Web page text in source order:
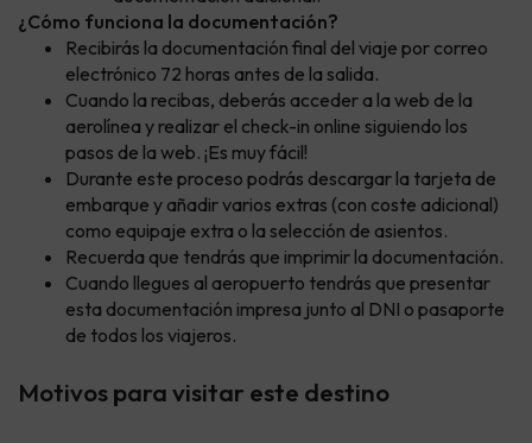
¿Cómo funciona la documentación?
Recibirás la documentación final del viaje por correo
electrónico 72 horas antes de la salida.
Cuando la recibas, deberás acceder a la web de la
aerolínea y realizar el check-in online siguiendo los
pasos de la web. ¡Es muy fácil!
Durante este proceso podrás descargar la tarjeta de
embarque y añadir varios extras (con coste adicional)
como equipaje extra o la selección de asientos.
Recuerda que tendrás que imprimir la documentación.
Cuando llegues al aeropuerto tendrás que presentar
esta documentación impresa junto al DNI o pasaporte
de todos los viajeros.
Motivos para visitar este destino